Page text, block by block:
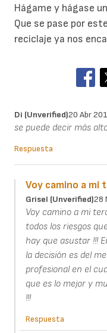
Hágame y hágase
Que se pase por
reciclaje ya nos
Di (unverified)20 Abr
se puede decir más
Respuesta
Voy camino a mi
Grisel (unverified)28
Voy camino a mi
todos los riesgos
hay que asustar !!!
la decisión es del
profesional en el
que es lo mejor y
!!!
Respuesta